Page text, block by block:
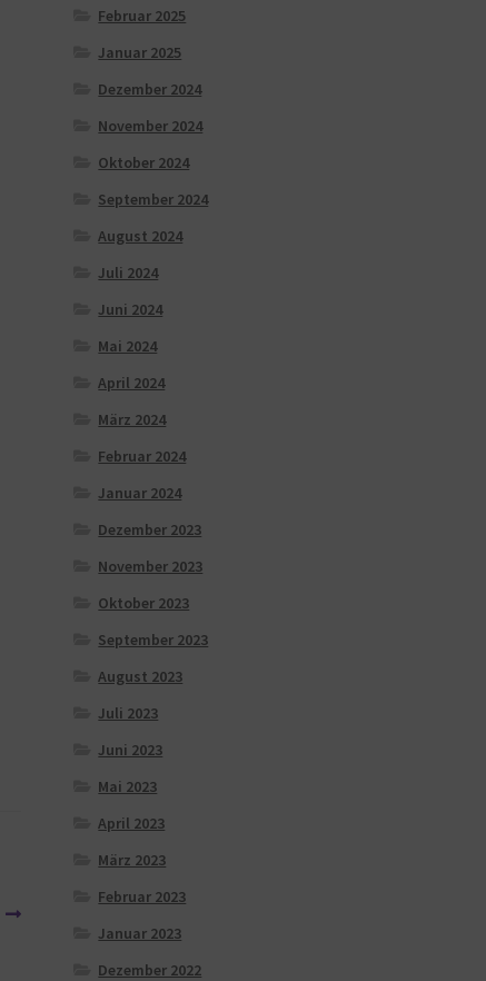
Februar 2025
Januar 2025
Dezember 2024
November 2024
Oktober 2024
September 2024
August 2024
Juli 2024
Juni 2024
Mai 2024
April 2024
März 2024
Februar 2024
Januar 2024
Dezember 2023
November 2023
Oktober 2023
September 2023
August 2023
Juli 2023
Juni 2023
Mai 2023
April 2023
März 2023
Februar 2023
Januar 2023
Dezember 2022